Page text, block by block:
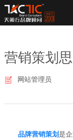
营销策划
网站管理员
品牌营销策划 是